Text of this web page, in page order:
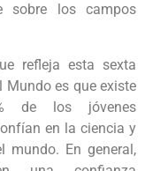
sobre los campos
refleja esta sexta
Mundo es que existe
de los jóvenes
en la ciencia y
mundo. En general,